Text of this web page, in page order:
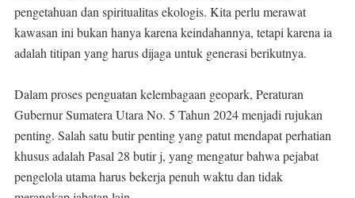
pengetahuan dan spiritualitas ekologis. Kita perlu merawat
kawasan ini bukan hanya karena keindahannya, tetapi karena ia
adalah titipan yang harus dijaga untuk generasi berikutnya.
Dalam proses penguatan kelembagaan geopark, Peraturan
Gubernur Sumatera Utara No. 5 Tahun 2024 menjadi rujukan
penting. Salah satu butir penting yang patut mendapat perhatian
khusus adalah Pasal 28 butir j, yang mengatur bahwa pejabat
pengelola utama harus bekerja penuh waktu dan tidak